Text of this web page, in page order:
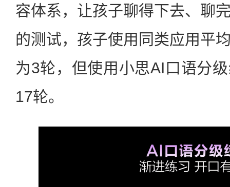
容体系，让孩子聊得下去、聊
的测试，孩子使用同类应用平
为3轮，但使用小思AI口语分
17轮。